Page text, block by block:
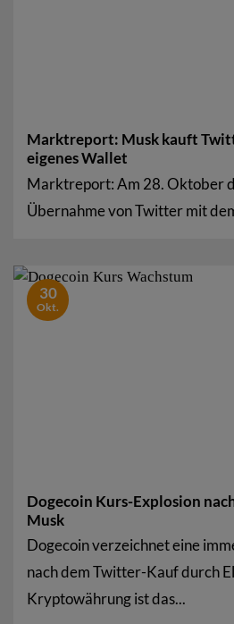
Marktreport: Musk kauft
eigenes Wallet
Marktreport: Am 28. Oktober
Übernahme von Twitter mit
Dogecoin Kurs-Explosion
Musk
Dogecoin verzeichnet eine
nach dem Twitter-Kauf durch
Kryptowährung ist das...
30
Okt.